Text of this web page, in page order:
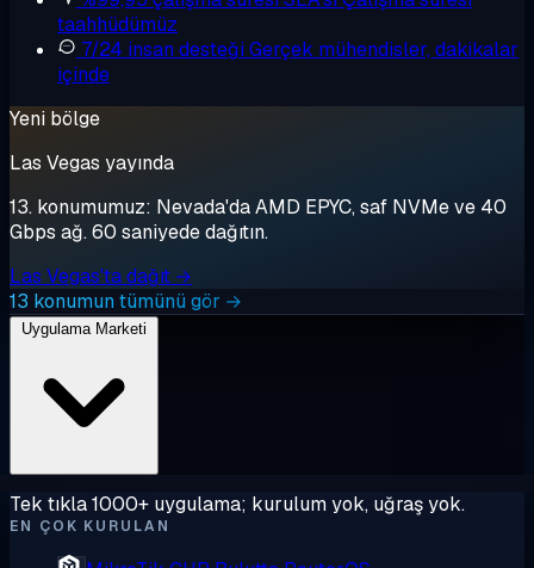
taahhüdümüz
7/24 insan desteği Gerçek mühendisler, dakikalar
içinde
Yeni bölge
Las Vegas yayında
13. konumumuz: Nevada'da AMD EPYC, saf NVMe ve 40
Gbps ağ. 60 saniyede dağıtın.
Las Vegas'ta dağıt →
13 konumun tümünü gör →
Tek tıkla 1000+ uygulama; kurulum yok, uğraş yok.
EN ÇOK KURULAN